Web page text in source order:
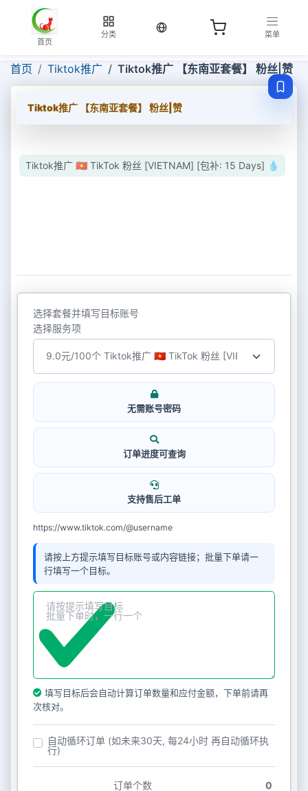
首页
分类
当前语言：中文
菜单
首页 Tiktok推广 Tiktok推广 【东南亚套餐】 粉丝|赞
Tiktok推广 【东南亚套餐】 粉丝|赞
Tiktok推广 🇻🇳 TikTok 粉丝 [VIETNAM] [包补: 15 Days] 💧
选择套餐并填写目标账号
选择服务项
无需账号密码
订单进度可查询
支持售后工单
https://www.tiktok.com/@username
请按上方提示填写目标账号或内容链接；批量下单请一
行填写一个目标。
填写目标后会自动计算订单数量和应付金额，下单前请再
次核对。
自动循环订单 (如未来30天, 每24小时 再自动循环执
行)
订单个数
0